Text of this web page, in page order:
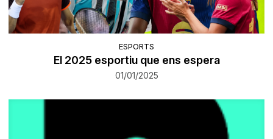
ESPORTS
El 2025 esportiu que ens espera
01/01/2025